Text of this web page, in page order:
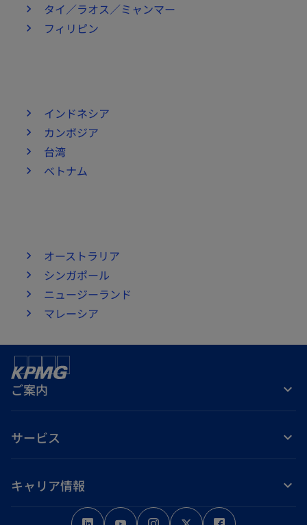
タイ／ラオス／ミャンマー
フィリピン
インドネシア
カンボジア
台湾
ベトナム
オーストラリア
シンガポール
ニュージーランド
マレーシア
ご案内
サービス
キャリア情報
新
新
新
新
新